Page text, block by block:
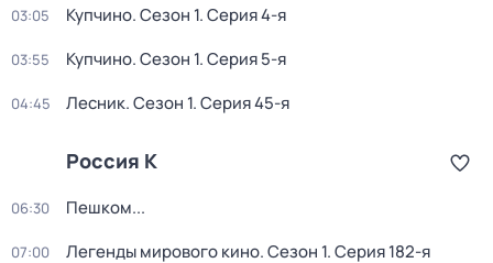
03:05 Купчино. Сезон 1. Серия 4-я
03:55 Купчино. Сезон 1. Серия 5-я
04:45 Лесник. Сезон 1. Серия 45-я
Россия К
06:30 Пешком...
07:00 Легенды мирового кино. Сезон 1. Серия 182-я